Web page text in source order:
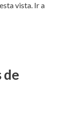
vista. Ir a
de